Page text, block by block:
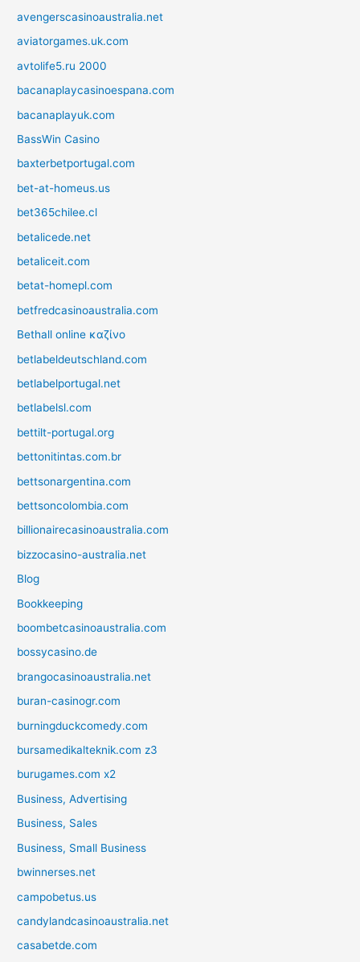
avengerscasinoaustralia.net
aviatorgames.uk.com
avtolife5.ru 2000
bacanaplaycasinoespana.com
bacanaplayuk.com
BassWin Casino
baxterbetportugal.com
bet-at-homeus.us
bet365chilee.cl
betalicede.net
betaliceit.com
betat-homepl.com
betfredcasinoaustralia.com
Bethall online καζίνο
betlabeldeutschland.com
betlabelportugal.net
betlabelsl.com
bettilt-portugal.org
bettonitintas.com.br
bettsonargentina.com
bettsoncolombia.com
billionairecasinoaustralia.com
bizzocasino-australia.net
Blog
Bookkeeping
boombetcasinoaustralia.com
bossycasino.de
brangocasinoaustralia.net
buran-casinogr.com
burningduckcomedy.com
bursamedikalteknik.com z3
burugames.com x2
Business, Advertising
Business, Sales
Business, Small Business
bwinnerses.net
campobetus.us
candylandcasinoaustralia.net
casabetde.com